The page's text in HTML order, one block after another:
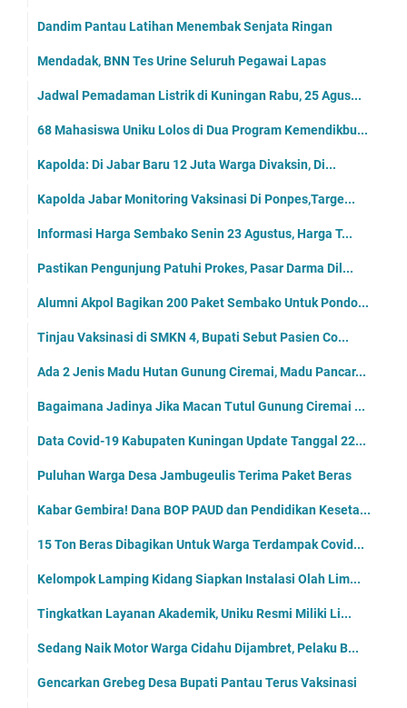
Dandim Pantau Latihan Menembak Senjata Ringan
Mendadak, BNN Tes Urine Seluruh Pegawai Lapas
Jadwal Pemadaman Listrik di Kuningan Rabu, 25 Agus...
68 Mahasiswa Uniku Lolos di Dua Program Kemendikbu...
Kapolda: Di Jabar Baru 12 Juta Warga Divaksin, Di...
Kapolda Jabar Monitoring Vaksinasi Di Ponpes,Targe...
Informasi Harga Sembako Senin 23 Agustus, Harga T...
Pastikan Pengunjung Patuhi Prokes, Pasar Darma Dil...
Alumni Akpol Bagikan 200 Paket Sembako Untuk Pondo...
Tinjau Vaksinasi di SMKN 4, Bupati Sebut Pasien Co...
Ada 2 Jenis Madu Hutan Gunung Ciremai, Madu Pancar...
Bagaimana Jadinya Jika Macan Tutul Gunung Ciremai ...
Data Covid-19 Kabupaten Kuningan Update Tanggal 22...
Puluhan Warga Desa Jambugeulis Terima Paket Beras
Kabar Gembira! Dana BOP PAUD dan Pendidikan Keseta...
15 Ton Beras Dibagikan Untuk Warga Terdampak Covid...
Kelompok Lamping Kidang Siapkan Instalasi Olah Lim...
Tingkatkan Layanan Akademik, Uniku Resmi Miliki Li...
Sedang Naik Motor Warga Cidahu Dijambret, Pelaku B...
Gencarkan Grebeg Desa Bupati Pantau Terus Vaksinasi